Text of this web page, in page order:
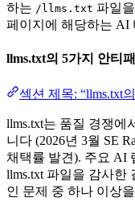
하는 /llms.txt 파일
페이지에 해당하는 AI
llms.txt의 5가지 안티
섹션 제목: “llms.txt
llms.txt는 품질 경쟁에
니다 (2026년 3월 SE
채택률 발견). 주요 AI
llms.txt 파일을 감사한
인 문제 중 하나 이상